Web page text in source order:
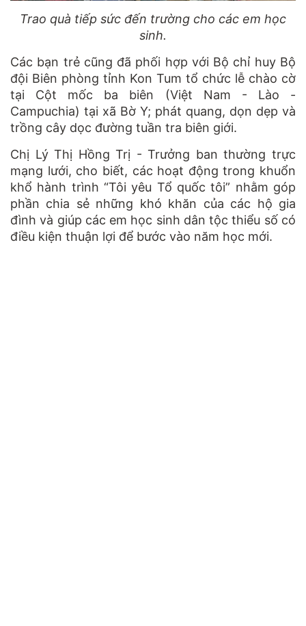
Trao quà tiếp sức đến trường cho các em học
sinh.
Các bạn trẻ cũng đã phối hợp với Bộ chỉ huy Bộ
đội Biên phòng tỉnh Kon Tum tổ chức lễ chào cờ
tại Cột mốc ba biên (Việt Nam - Lào -
Campuchia) tại xã Bờ Y; phát quang, dọn dẹp và
trồng cây dọc đường tuần tra biên giới.
Chị Lý Thị Hồng Trị - Trưởng ban thường trực
mạng lưới, cho biết, các hoạt động trong khuổn
khổ hành trình “Tôi yêu Tổ quốc tôi” nhằm góp
phần chia sẻ những khó khăn của các hộ gia
đình và giúp các em học sinh dân tộc thiểu số có
điều kiện thuận lợi để bước vào năm học mới.